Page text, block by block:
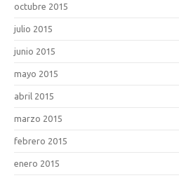
octubre 2015
julio 2015
junio 2015
mayo 2015
abril 2015
marzo 2015
febrero 2015
enero 2015